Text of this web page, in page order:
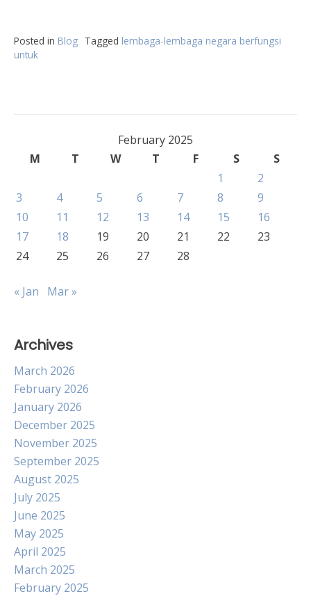
Posted in Blog Tagged lembaga-lembaga negara berfungsi
untuk
February 2025
M
T W T F S
S
1
2
3
4 5 6 7 8
9
10
11 12 13 14 15
16
17
18 19 20 21 22
23
24
25 26 27 28
« Jan Mar »
Archives
March 2026
February 2026
January 2026
December 2025
November 2025
September 2025
August 2025
July 2025
June 2025
May 2025
April 2025
March 2025
February 2025